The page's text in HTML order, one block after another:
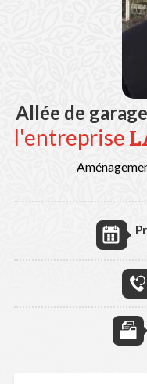
Allée de
l'entreprise